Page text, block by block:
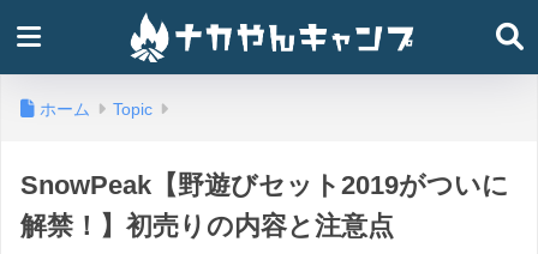
ホーム Topic
SnowPeak【野遊びセット2019がついに
解禁！】初売りの内容と注意点